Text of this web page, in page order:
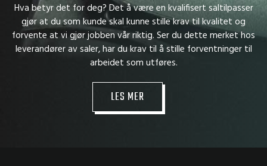
Hva betyr det for deg? Det å være en kvalifisert saltilpasser
gjør at du som kunde skal kunne stille krav til kvalitet og
forvente at vi gjør jobben vår riktig. Ser du dette merket hos
leverandører av saler, har du krav til å stille forventninger til
arbeidet som utføres.
LES MER